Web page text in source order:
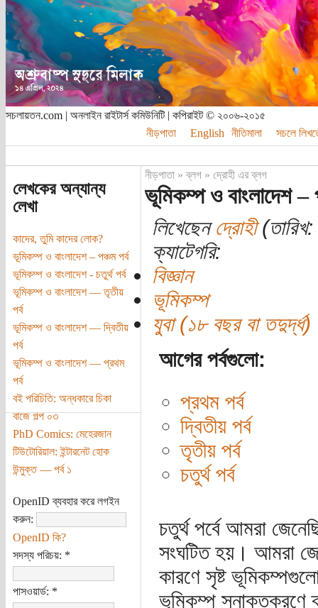
সচলায়তন.com | অনলাইন রাইটার্স কমিউনিটি | কপিরাইট © ২০০৬-২০১৫
নীড়পাতা
English নীতিমালা সচলে
লেখকের অন্যান্য
লেখা
কাদের, তুমি কাদের লোক?
ভূমিকম্প ও বাংলাদেশ – পঞ্চম পর্ব
ভূমিকম্প ও বাংলাদেশ - চতুর্থ পর্ব
ভূমিকম্প ও বাংলাদেশ — তৃতীয়
পর্ব
ভূমিকম্প ও বাংলাদেশ — দ্বিতীয়
পর্ব
ভূমিকম্প ও বাংলাদেশ — প্রথম
পর্ব
বই পরিচিতি: অন্ধকারে চিকা
বাজে গল্প ০৩
PhD Comics: মেহেরজান
টিউটোরিয়াল: ইন্টারনেট হোক
উন্মুক্ত — পর্ব ১
OpenID ব্যবহার করে লগইন
করুন:
OpenID কি?
সদস্য পরিচয়: *
পাসওয়ার্ড: *
নীড়পাতা»ব্লগ» দ্রোহী এর ব্লগ
ভূমিকম্প ও বাংলাদেশ –
লিখেছেনদ্রোহী
ক্যাটেগরি:
বিজ্ঞান
ভূমিকম্প
যুবা (১৮ বছর বা তদুর্দ্ধ)
আগের পর্বগুলো:
প্রথম পর্ব
দ্বিতীয় পর্ব
তৃতীয় পর্ব
চতুর্থ পর্ব
চতুর্থ পর্বে আমরা
সংঘটিত হয়। আমরা
কারণে সৃষ্ট
ভূমিকম্প সনাক্তকরণে